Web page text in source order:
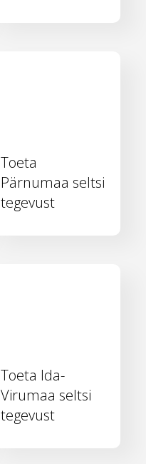
Toeta
Pärnumaa seltsi
tegevust
Toeta Ida-
Virumaa seltsi
tegevust